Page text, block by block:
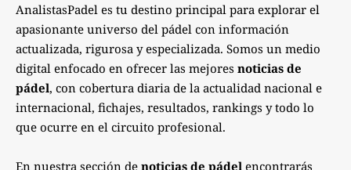
AnalistasPadel es tu destino principal para explorar el
apasionante universo del pádel con información
actualizada, rigurosa y especializada. Somos un medio
digital enfocado en ofrecer las mejores noticias de
pádel, con cobertura diaria de la actualidad nacional e
internacional, fichajes, resultados, rankings y todo lo
que ocurre en el circuito profesional.
En nuestra sección de noticias de pádel encontrarás